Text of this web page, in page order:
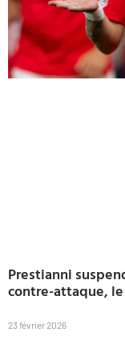
Prestianni
contre-attaque,
23 février 2026